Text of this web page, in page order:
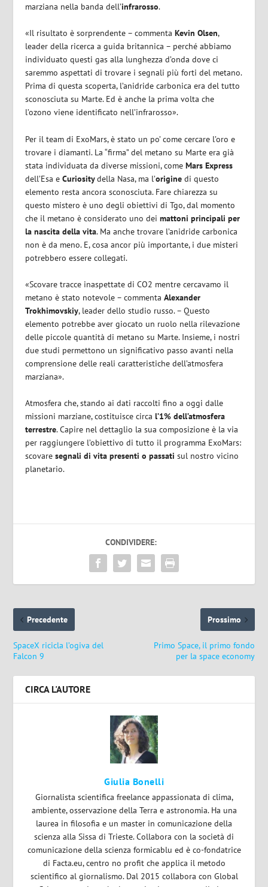
marziana nella banda dell’infrarosso.
«Il risultato è sorprendente – commentaKevin Olsen,
leader della ricerca a guida britannica – perché abbiamo
individuato questi gas alla lunghezza d’onda dove ci
saremmo aspettati di trovare i segnali più forti del metano.
Prima di questa scoperta, l’anidride carbonica era del tutto
sconosciuta su Marte. Ed è anche la prima volta che
l’ozono viene identificato nell’infrarosso».
Per il team di ExoMars, è stato un po’ come cercare l’oro e
trovare i diamanti. La “firma” del metano su Marte era già
stata individuata da diverse missioni, comeMars Express
dell’Esa eCuriositydella Nasa, ma l’origine di questo
elemento resta ancora sconosciuta. Fare chiarezza su
questo mistero è uno degli obiettivi di Tgo, dal momento
che il metano è considerato uno deimattoni principali per
la nascita della vita. Ma anche trovare l’anidride carbonica
non è da meno. E, cosa ancor più importante, i due misteri
potrebbero essere collegati.
«Scovare tracce inaspettate di CO2 mentre cercavamo il
metano è stato notevole – commentaAlexander
Trokhimovskiy, leader dello studio russo. – Questo
elemento potrebbe aver giocato un ruolo nella rilevazione
delle piccole quantità di metano su Marte. Insieme, i nostri
due studi permettono un significativo passo avanti nella
comprensione delle reali caratteristiche dell’atmosfera
marziana».
Atmosfera che, stando ai dati raccolti fino a oggi dalle
missioni marziane, costituisce circal’1% dell’atmosfera
terrestre. Capire nel dettaglio la sua composizione è la via
per raggiungere l’obiettivo di tutto il programma ExoMars:
scovaresegnali di vita presenti o passati sul nostro vicino
planetario.
CONDIVIDERE:
Precedente
SpaceX ricicla l’ogiva del
Falcon 9
Prossimo
Primo Space, il primo fondo
per la space economy
CIRCA L'AUTORE
Giulia Bonelli
Giornalista scientifica freelance appassionata di clima,
ambiente, osservazione della Terra e astronomia. Ha una
laurea in filosofia e un master in comunicazione della
scienza alla Sissa di Trieste. Collabora con la società di
comunicazione della scienza formicablu ed è co-fondatrice
di Facta.eu, centro no profit che applica il metodo
scientifico al giornalismo. Dal 2015 collabora con Global